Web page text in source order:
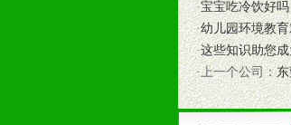
5、确保经销商
6、实施经营管
7、严格控制价
8、提供合理的
9、及时有力的
拉宝、海报、试
·宝宝吃冷饮好吗
·幼儿园环境教
·这些知识助您
·上一个公司：